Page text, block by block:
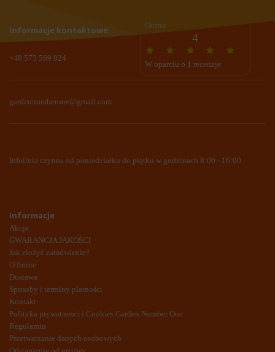
Informacje kontaktowe
+48 573 569 024
Ocena:
4
W oparciu o 1 recenzje
gardennumberone@gmail.com
Infolinia czynna od poniedziałku do piątku w godzinach 8:00 - 16:00
Informacje
Akcje
GWARANCJA JAKOŚCI
Jak złożyć zamówienie?
O firmie
Dostawa
Sposoby i terminy płatności
Kontakt
Polityka prywatnosci i Cookies Garden Number One
Regulamin
Przetwarzanie danych osobowych